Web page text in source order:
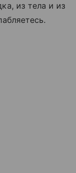
из тела и из